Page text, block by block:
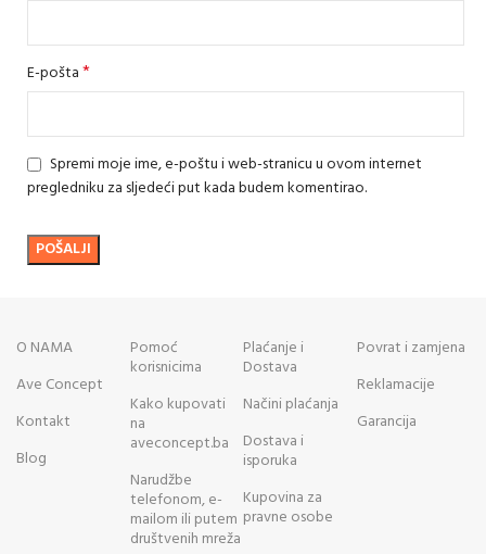
E-pošta*
Spremi moje ime, e-poštu i web-stranicu u ovom internet
pregledniku za sljedeći put kada budem komentirao.
O NAMA
Ave Concept
Kontakt
Blog
Pomoć
korisnicima
Kako kupovati
na
aveconcept.ba
Narudžbe
telefonom, e-
mailom ili putem
društvenih mreža
Plaćanje i
Dostava
Načini plaćanja
Dostava i
isporuka
Kupovina za
pravne osobe
Povrat i zamjena
Reklamacije
Garancija